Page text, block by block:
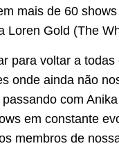
mais de 60
Loren Gold (The
para voltar a
onde ainda não
com
em constante
membros de